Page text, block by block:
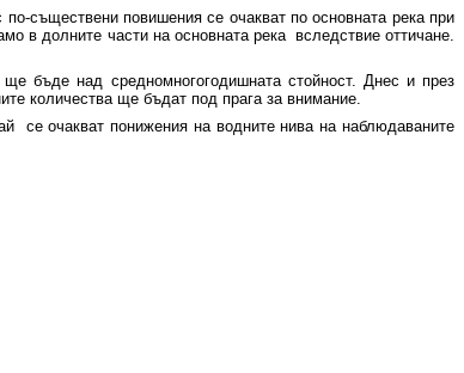
съществени повишения се очакват по основната река при
в долните части на основната река вследствие оттичане.
бъде над средномногогодишната стойност. Днес и през
количества ще бъдат под прага за внимание.
се очакват понижения на водните нива на наблюдаваните